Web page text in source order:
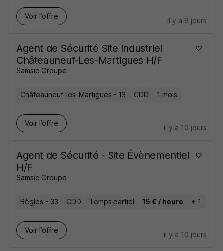
Voir l’offre
il y a 9 jours
Agent de Sécurité Site Industriel
Châteauneuf-Les-Martigues H/F
Samsic Groupe
Châteauneuf-les-Martigues - 13 CDD 1 mois
Voir l’offre
il y a 10 jours
Agent de Sécurité - Site Évènementiel
H/F
Samsic Groupe
Bègles - 33 CDD Temps partiel 15 € / heure + 1
Voir l’offre
il y a 10 jours